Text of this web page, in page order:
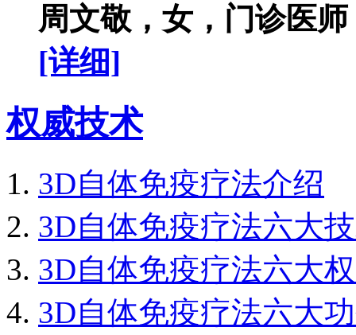
周文敬，女，门诊医
[详细]
权威技术
3D自体免疫疗法介绍
3D自体免疫疗法六大
3D自体免疫疗法六大
3D自体免疫疗法六大